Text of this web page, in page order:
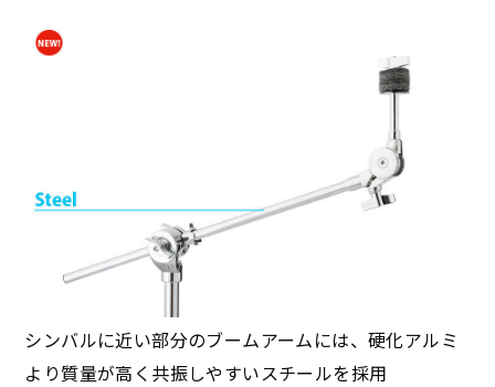
シンバルに近い部分のブームアームには、硬化アルミ
より質量が高く共振しやすいスチールを採用